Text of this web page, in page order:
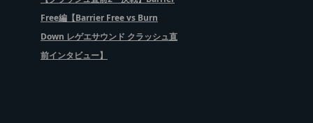
Free編【Barrier Free vs Burn
Down レゲエサウンド クラッシュ直
前インタビュー】